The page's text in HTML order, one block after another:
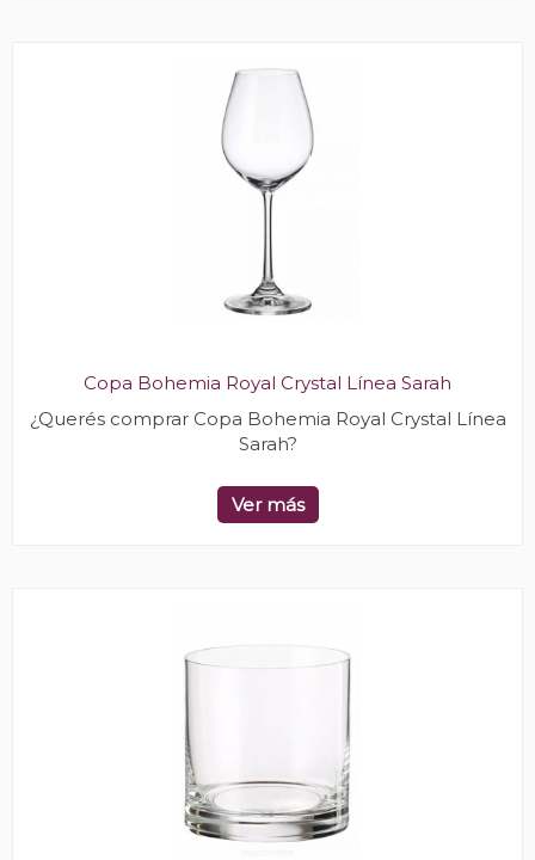
Copa Bohemia Royal Crystal Línea Sarah
¿Querés comprar Copa Bohemia Royal Crystal Línea
Sarah?
Ver más